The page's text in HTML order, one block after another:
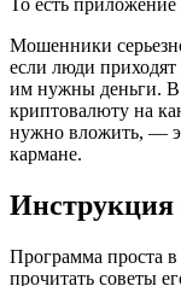
То есть приложение
Мошенники
если люди приходят
им нужны деньги. В
криптовалюту на
нужно вложить, —
кармане.
Инструкция
Программа проста
прочитать советы